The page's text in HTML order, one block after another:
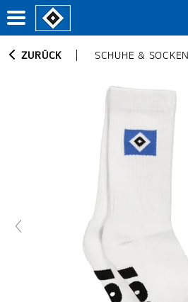
ZURÜCK SCHUHE & SOCKEN